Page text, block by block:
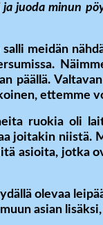
juoda minun
salli meidän
päällä.
ettemme
ruokia oli
joitakin niistä.
asioita, jotka
olevaa
asian